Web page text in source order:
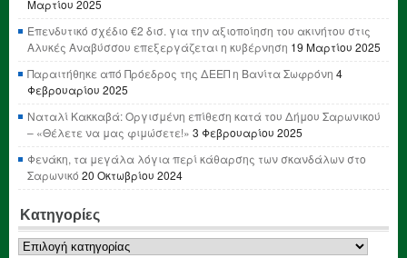
Μαρτίου 2025
Επενδυτικό σχέδιο €2 δισ. για την αξιοποίηση του ακινήτου στις
Αλυκές Αναβύσσου επεξεργάζεται η κυβέρνηση 19 Μαρτίου 2025
Παραιτήθηκε από Πρόεδρος της ΔΕΕΠ η Βανίτα Σωφρόνη 4
Φεβρουαρίου 2025
Ναταλί Κακκαβά: Οργισμένη επίθεση κατά του Δήμου Σαρωνικού
– «Θέλετε να μας φιμώσετε!» 3 Φεβρουαρίου 2025
Φενάκη, τα μεγάλα λόγια περί κάθαρσης των σκανδάλων στο
Σαρωνικό 20 Οκτωβρίου 2024
Κατηγορίες
Κατηγορίες